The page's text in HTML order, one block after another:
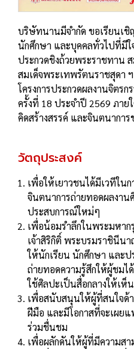
บริษัทนานมีจำกัด ขอเรียนเ
นักศึกษา และบุคคลทั่วไปที่มีใ
ประกวดชิงถ้วยพระราชทาน
สมเด็จพระเทพรัตนราชสุดา
โครงการประกวดผลงานจิตรก
ครั้งที่ 18 ประจำปี 2569 ภา
คิดสร้างสรรค์ และจินตนากา
วัตถุประสงค์
เพื่อให้เยาวชนได้มีเวทีใน
จินตนาการถ่ายทอดผลงา
ประสบการณ์ใหม่ๆ
เพื่อน้อมรําลึกในพระมหา
เจ้าสิริกิติ์ พระบรมราชินี
ให้นักเรียน นักศึกษา และ
ถ่ายทอดความรู้สึกให้ผู้ชมไ
ใช้ศิลปะเป็นสื่อกลางให้เห็
เพื่อสนับสนุนให้ผู้ที่สนใจ
ฝีมือ และมีโอกาสที่จะเผย
ร่วมชื่นชม
เพื่อผลักดันให้ผู้ที่มีความสา